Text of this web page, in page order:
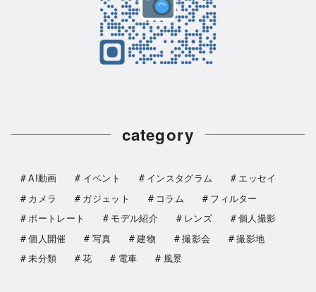
category
AI動画 イベント インスタグラム
エッセイ
カメラ
ガジェット コラム
フィルター
ポートレート
モデル紹介 レンズ
個人撮影
個人開催
写真 建物 撮影会
撮影地
未分類
花 電車 風景